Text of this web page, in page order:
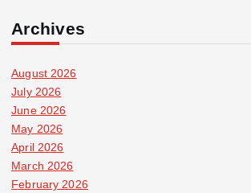
Archives
August 2026
July 2026
June 2026
May 2026
April 2026
March 2026
February 2026